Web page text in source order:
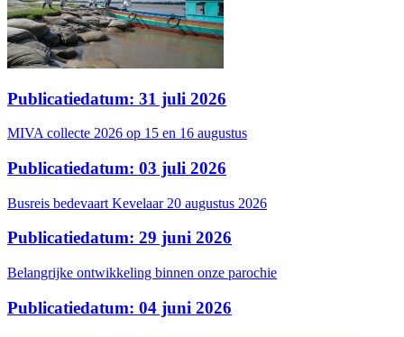
Publicatiedatum: 31 juli 2026
MIVA collecte 2026 op 15 en 16 augustus
Publicatiedatum: 03 juli 2026
Busreis bedevaart Kevelaar 20 augustus 2026
Publicatiedatum: 29 juni 2026
Belangrijke ontwikkeling binnen onze parochie
Publicatiedatum: 04 juni 2026